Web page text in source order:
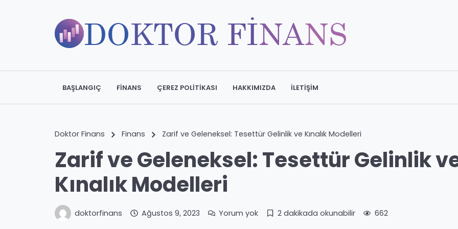
BAŞLANGIÇ FINANS ÇEREZ POLITIKASI HAKKIMIZDA İLETIŞIM
Doktor Finans Finans Zarif ve Geleneksel: Tesettür Gelinlik ve Kınalık Modelleri
Zarif ve Geleneksel: Tesettür Gelinlik
Kınalık Modelleri
doktorfinans Ağustos 9, 2023 Yorum yok 2 dakikada okunabilir 662